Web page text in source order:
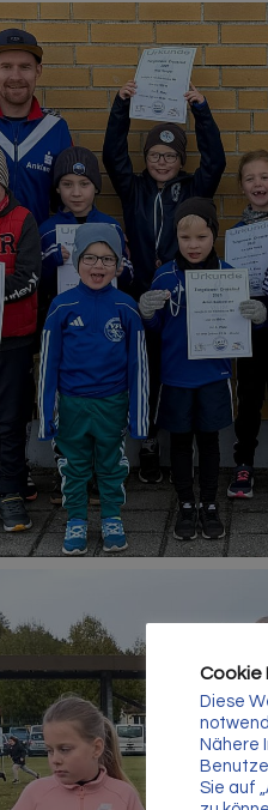
Cookie
Diese
Nähere
Sie auf